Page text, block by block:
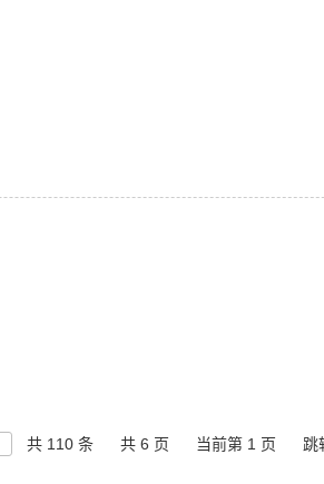
共 110 条 共 6 页 当前第 1 页 跳